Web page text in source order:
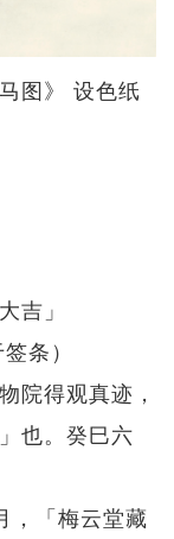
图》 设色纸
吉」
条）
院得观真迹，
也。癸巳六
，「梅云堂藏